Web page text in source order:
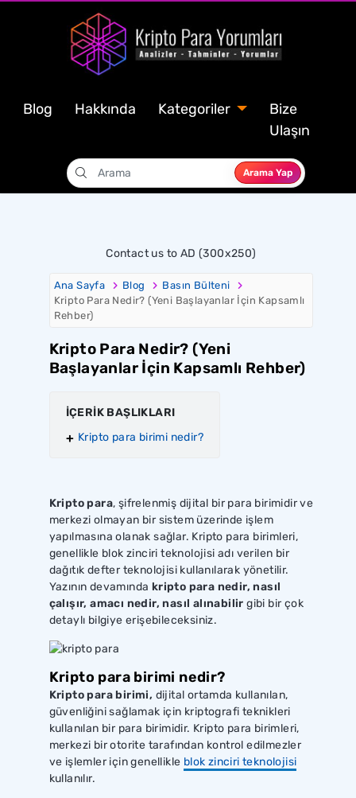
Blog Hakkında Kategoriler
Bize
Ulaşın
Arama Yap
Contact us to AD (300x250)
Ana Sayfa Blog
Basın Bülteni
Kripto Para Nedir? (Yeni Başlayanlar İçin Kapsamlı
Rehber)
Kripto Para Nedir? (Yeni
Başlayanlar İçin Kapsamlı Rehber)
İÇERİK BAŞLIKLARI
Kripto para birimi nedir?
Kripto para, şifrelenmiş dijital bir para birimidir ve
merkezi olmayan bir sistem üzerinde işlem
yapılmasına olanak sağlar. Kripto para birimleri,
genellikle blok zinciri teknolojisi adı verilen bir
dağıtık defter teknolojisi kullanılarak yönetilir.
Yazının devamında kripto para nedir, nasıl
çalışır, amacı nedir, nasıl alınabilir gibi bir çok
detaylı bilgiye erişebileceksiniz.
Kripto para birimi nedir?
Kripto para birimi, dijital ortamda kullanılan,
güvenliğini sağlamak için kriptografi teknikleri
kullanılan bir para birimidir. Kripto para birimleri,
merkezi bir otorite tarafından kontrol edilmezler
ve işlemler için genellikle blok zinciri teknolojisi
kullanılır.